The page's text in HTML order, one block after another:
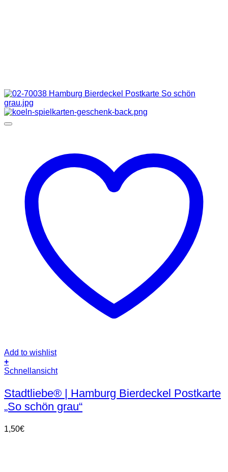
Add to wishlist
+
Schnellansicht
Stadtliebe® | Hamburg Bierdeckel Postkarte
„So schön grau“
1,50€